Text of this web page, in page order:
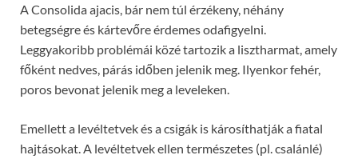
A Consolida ajacis, bár nem túl érzékeny, néhány
betegségre és kártevőre érdemes odafigyelni.
Leggyakoribb problémái közé tartozik a lisztharmat, amely
főként nedves, párás időben jelenik meg. Ilyenkor fehér,
poros bevonat jelenik meg a leveleken.
Emellett a levéltetvek és a csigák is károsíthatják a fiatal
hajtásokat. A levéltetvek ellen természetes (pl. csalánlé)